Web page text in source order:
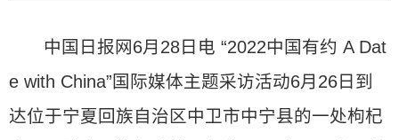
中国日报网6月28日电 “2022中国有约 A Dat
e with China”国际媒体主题采访活动6月26日到
达位于宁夏回族自治区中卫市中宁县的一处枸杞